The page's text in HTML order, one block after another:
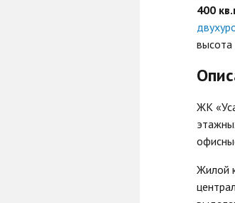
400
ЖК
Жилой